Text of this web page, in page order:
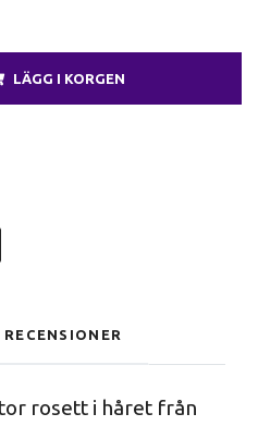
LÄGG I KORGEN
RECENSIONER
rosett i håret från